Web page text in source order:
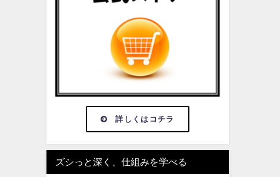
詳しくはコチラ
ズシっと深く、仕組みを学べる